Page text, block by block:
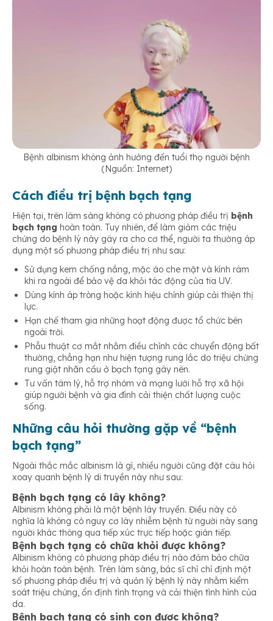
Bệnh albinism không ảnh hưởng đến tuổi thọ người bệnh
(Nguồn: Internet)
Cách điều trị bệnh bạch tạng
Hiện tại, trên lâm sàng không có phương pháp điều trị bệnh
bạch tạng hoàn toàn. Tuy nhiên, để làm giảm các triệu
chứng do bệnh lý này gây ra cho cơ thể, người ta thường áp
dụng một số phương pháp điều trị như sau:
Sử dụng kem chống nắng, mặc áo che mặt và kính râm
khi ra ngoài để bảo vệ da khỏi tác động của tia UV.
Dùng kính áp tròng hoặc kính hiệu chỉnh giúp cải thiện thị
lực.
Hạn chế tham gia những hoạt động được tổ chức bên
ngoài trời.
Phẫu thuật cơ mắt nhằm điều chỉnh các chuyển động bất
thường, chẳng hạn như hiện tượng rung lắc do triệu chứng
rung giật nhãn cầu ở bạch tạng gây nên.
Tư vấn tâm lý, hỗ trợ nhóm và mạng lưới hỗ trợ xã hội
giúp người bệnh và gia đình cải thiện chất lượng cuộc
sống.
Những câu hỏi thường gặp về “bệnh
bạch tạng”
Ngoài thắc mắc albinism là gì, nhiều người cũng đặt câu hỏi
xoay quanh bệnh lý di truyền này như sau:
Bệnh bạch tạng có lây không?
Albinism không phải là một bệnh lây truyền. Điều này có
nghĩa là không có nguy cơ lây nhiễm bệnh từ người này sang
người khác thông qua tiếp xúc trực tiếp hoặc gián tiếp.
Bệnh bạch tạng có chữa khỏi được không?
Albinism không có phương pháp điều trị nào đảm bảo chữa
khỏi hoàn toàn bệnh. Trên lâm sàng, bác sĩ chỉ chỉ định một
số phương pháp điều trị và quản lý bệnh lý này nhằm kiểm
soát triệu chứng, ổn định tình trạng và cải thiện tình hình của
da.
Bệnh bạch tạng có sinh con được không?